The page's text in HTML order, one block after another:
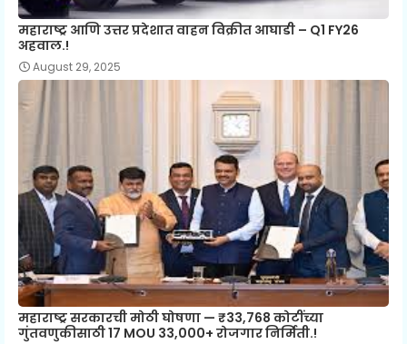
महाराष्ट्र आणि उत्तर प्रदेशात वाहन विक्रीत आघाडी – Q1 FY26
अहवाल.!
August 29, 2025
महाराष्ट्र सरकारची मोठी घोषणा — ₹33,768 कोटींच्या
गुंतवणुकीसाठी 17 MOU 33,000+ रोजगार निर्मिती.!